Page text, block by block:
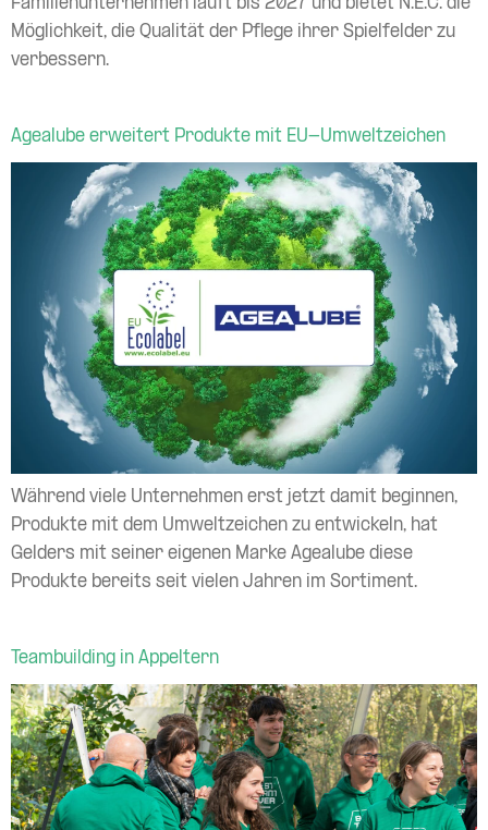
Möglichkeit, die Qualität der Pflege ihrer Spielfelder zu
verbessern.
Agealube erweitert Produkte mit EU-Umweltzeichen
Während viele Unternehmen erst jetzt damit beginnen,
Produkte mit dem Umweltzeichen zu entwickeln, hat
Gelders mit seiner eigenen Marke Agealube diese
Produkte bereits seit vielen Jahren im Sortiment.
Teambuilding in Appeltern